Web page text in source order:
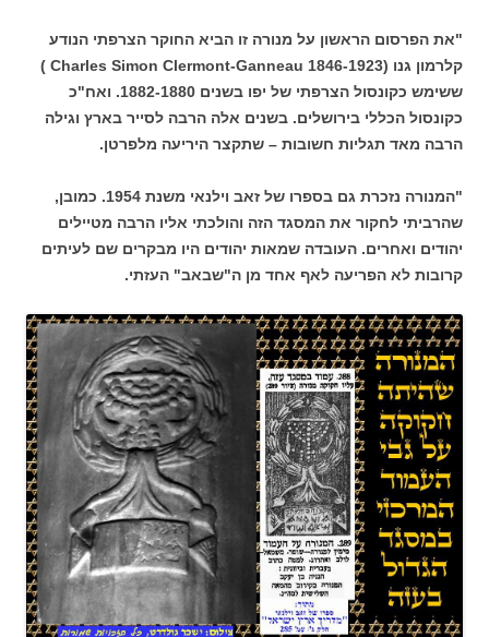
"את הפרסום הראשון על מנורה זו הביא החוקר הצרפתי הנודע
קלרמון גנו (Charles Simon Clermont-Ganneau 1846-1923 )
ששימש כקונסול הצרפתי של יפו בשנים 1882-1880. ואח"כ
כקונסול הכללי בירושלים. בשנים אלה הרבה לסייר בארץ וגילה
הרבה מאד תגליות חשובות – שתקצר היריעה מלפרטן.
"המנורה נזכרת גם בספרו של זאב וילנאי משנת 1954. כמובן,
שהרביתי לחקור את המסגד הזה והולכתי אליו הרבה מטיילים
יהודים ואחרים. העובדה שמאות יהודים היו מבקרים שם לעיתים
קרובות לא הפריעה לאף אחד מן ה"שבאב" העזתי.